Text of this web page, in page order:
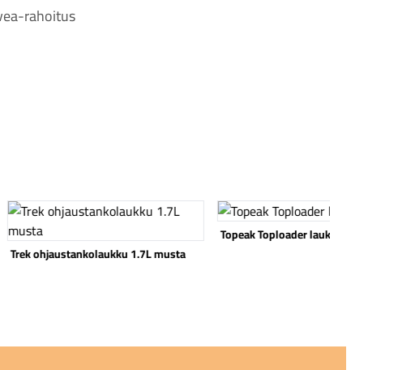
rahoitus
Katso tuote
Topeak Toploader laukku 0.75l
Katso tuote